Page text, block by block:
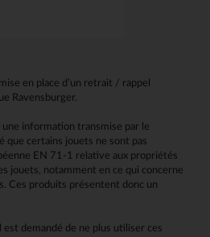
en place d’un retrait / rappel
Ravensburger.
information transmise par le
que certains jouets ne sont pas
EN 71-1 relative aux propriétés
jouets, notamment en ce qui concerne
Ces produits présentent donc un
est demandé de ne plus utiliser ces